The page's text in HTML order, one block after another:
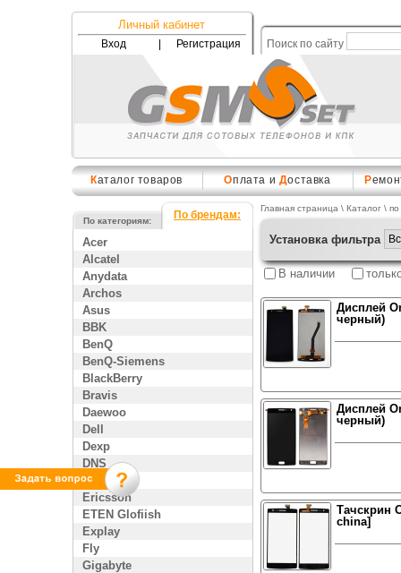
Личный кабинет
Вход Регистрация Поиск по сайту
Каталог товаров Оплата и Доставка Р
По категориям: По брендам:
Acer
Alcatel
Anydata
Archos
Asus
BBK
BenQ
BenQ-Siemens
BlackBerry
Bravis
Daewoo
Dell
Dexp
DNS
Enol
Ericsson
ETEN Glofiish
Explay
Fly
Gigabyte
Главная страница \ Каталог\ по
Установка фильтра
В наличии
Дисплей
черный)
Дисплей
черный)
Тачскрин
china]